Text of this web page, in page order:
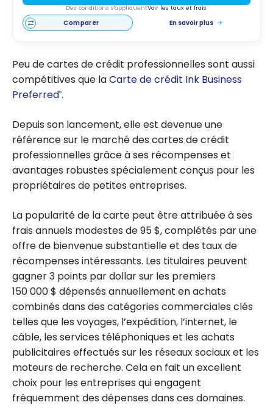
Des conditions s'appliquentVoir les taux et frais
Comparer En savoir plus
Peu de cartes de crédit professionnelles sont aussi
compétitives que laCarte de crédit Ink Business
Preferred®.
Depuis son lancement, elle est devenue une
référence sur le marché des cartes de crédit
professionnelles grâce à ses récompenses et
avantages robustes spécialement conçus pour les
propriétaires de petites entreprises.
La popularité de la carte peut être attribuée à ses
frais annuels modestes de 95 $, complétés par une
offre de bienvenue substantielle et des taux de
récompenses intéressants. Les titulaires peuvent
gagner 3 points par dollar sur les premiers
150 000 $ dépensés annuellement en achats
combinés dans des catégories commerciales clés
telles que les voyages, l’expédition, l’internet, le
câble, les services téléphoniques et les achats
publicitaires effectués sur les réseaux sociaux et les
moteurs de recherche. Cela en fait un excellent
choix pour les entreprises qui engagent
fréquemment des dépenses dans ces domaines.